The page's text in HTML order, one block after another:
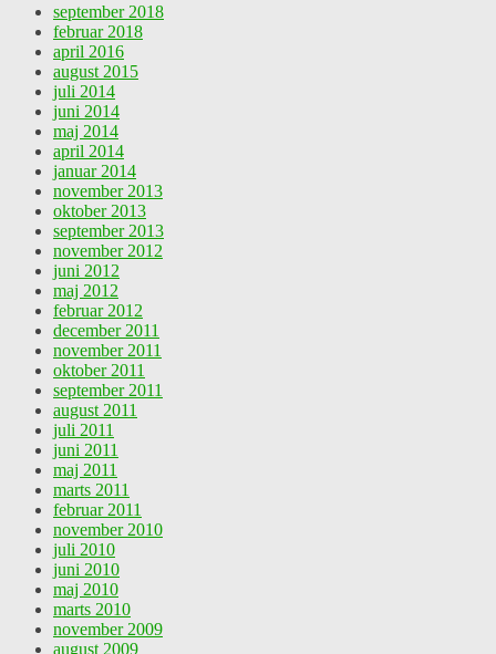
september 2018
februar 2018
april 2016
august 2015
juli 2014
juni 2014
maj 2014
april 2014
januar 2014
november 2013
oktober 2013
september 2013
november 2012
juni 2012
maj 2012
februar 2012
december 2011
november 2011
oktober 2011
september 2011
august 2011
juli 2011
juni 2011
maj 2011
marts 2011
februar 2011
november 2010
juli 2010
juni 2010
maj 2010
marts 2010
november 2009
august 2009